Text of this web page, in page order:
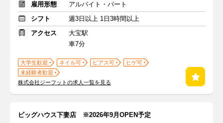
雇用形態
アルバイト・パート
シフト
週3日以上 1日3時間以上
アクセス
大宝駅
車7分
大学生歓迎 ネイル可 ピアス可
ヒゲ可
未経験者歓迎
株式会社ジーフットの求人一覧を見る
ビッグハウス下妻店 ※2026年9月OPEN予定